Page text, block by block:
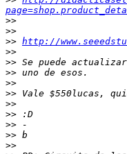
>>
>>
>> http://
>>
>>
>>
>>
>>
>>
>>
>>
>>
>>